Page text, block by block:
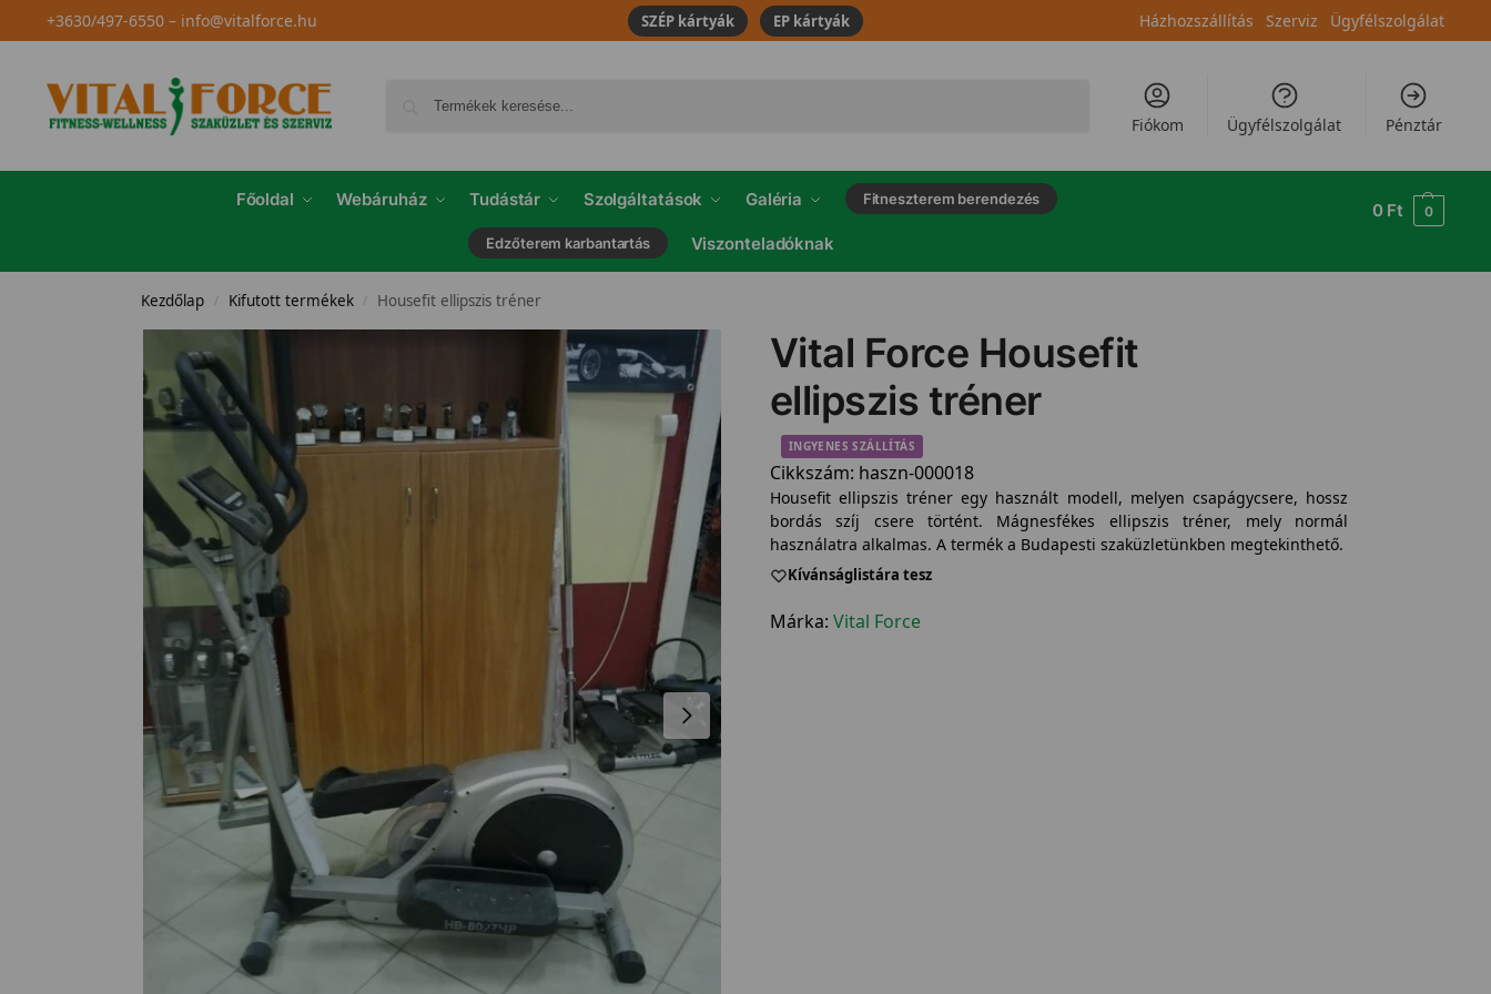
+3630/497-6550– info@vitalforce.hu SZÉP kártyák EP kártyák Házhozszállítás Szerviz Ügyfélszolgálat
Fiókom Ügyfélszolgálat Pénztár
Főoldal Webáruház Tudástár Szolgáltatások Galéria Fitneszterem berendezés
Edzőterem karbantartás Viszonteladóknak
0 Ft 0
Kezdőlap / Kifutott termékek / Housefit ellipszis tréner
Vital Force Housefit
ellipszis tréner
INGYENES SZÁLLÍTÁS
Cikkszám: haszn-000018
Housefit ellipszis tréner egy használt modell, melyen csapágycsere, hossz
bordás szíj csere történt. Mágnesfékes ellipszis tréner, mely normál
használatra alkalmas. A termék a Budapesti szaküzletünkben megtekinthető.
Kívánságlistára tesz
Márka: Vital Force